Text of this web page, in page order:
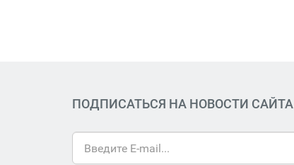
ПОДПИСАТЬСЯ НА НОВОСТИ САЙТА